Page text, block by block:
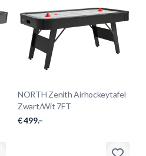
NORTH Zenith Airhockeytafel
Zwart/Wit 7FT
€ 499.–